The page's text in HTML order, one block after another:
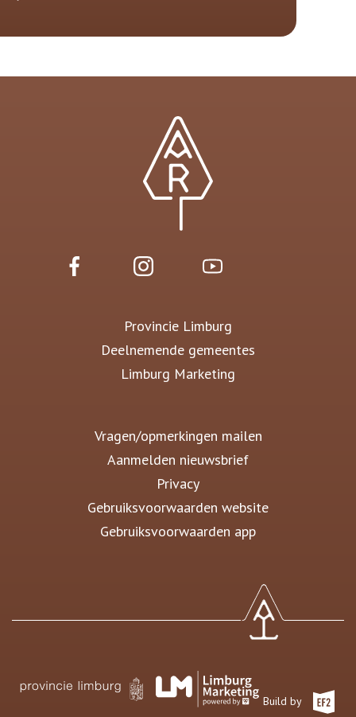
Provincie Limburg
Deelnemende gemeentes
Limburg Marketing
Vragen/opmerkingen mailen
Aanmelden nieuwsbrief
Privacy
Gebruiksvoorwaarden website
Gebruiksvoorwaarden app
Build by